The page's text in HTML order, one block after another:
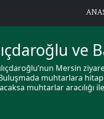
ve
Mersin
muhtarlara
muhtarlar